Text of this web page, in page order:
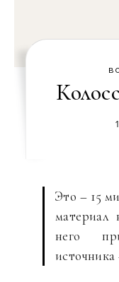
Это – 15
материал
него